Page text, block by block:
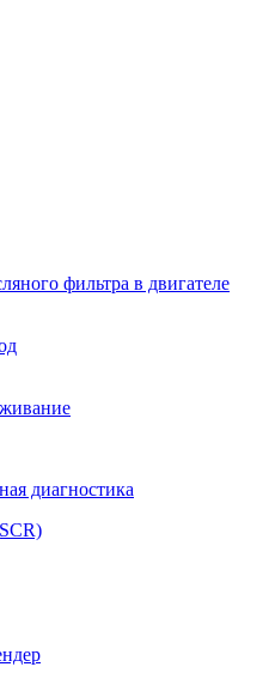
фильтра в двигателе
диагностика